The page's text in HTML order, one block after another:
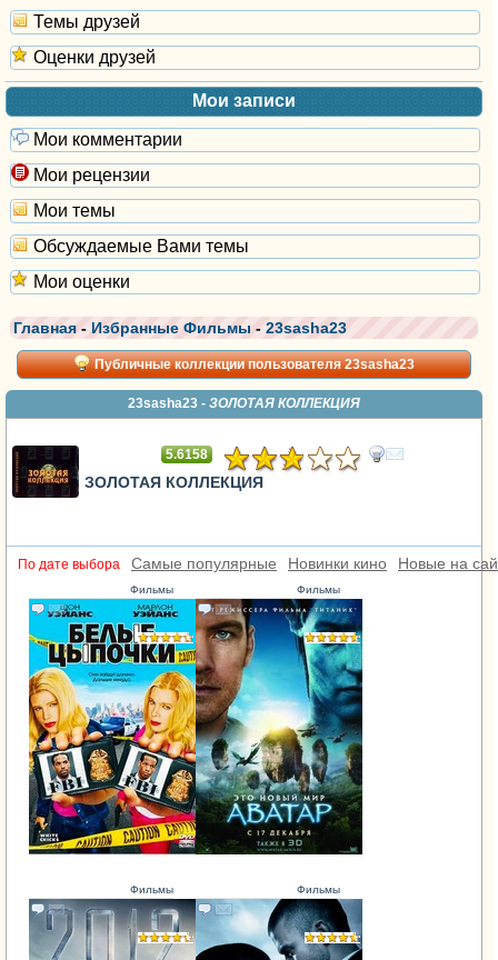
Темы друзей
Оценки друзей
Мои записи
Мои комментарии
Мои рецензии
Мои темы
Обсуждаемые Вами темы
Мои оценки
Главная - Избранные Фильмы - 23sasha23
Публичные коллекции пользователя 23sasha23
23sasha23 -ЗОЛОТАЯ КОЛЛЕКЦИЯ
5.6158
ЗОЛОТАЯ КОЛЛЕКЦИЯ
По дате выбора Самые популярные Новинки кино Новые на
Фильмы Фильмы
Фильмы Фильмы